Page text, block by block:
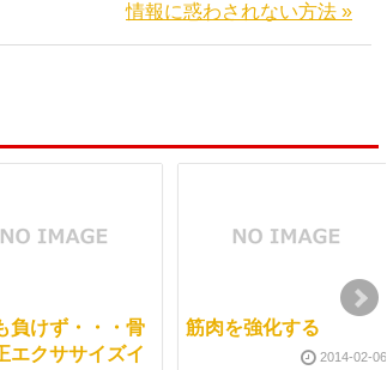
情報に惑わされない方法 »
負けず・・・骨
エクササイズイ
筋肉を強化する
2014-02-06